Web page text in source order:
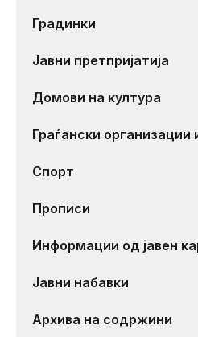
Градинки
Јавни претпријатија
Домови на култура
Граѓански
Спорт
Прописи
Информации од јавен
Јавни набавки
Архива на содржини